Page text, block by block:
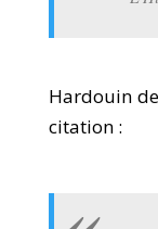
Hardouin
citation :